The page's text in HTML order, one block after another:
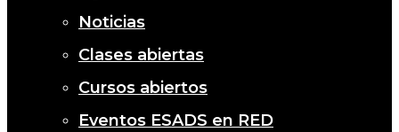
Noticias
Clases abiertas
Cursos abiertos
Eventos ESADS en RED